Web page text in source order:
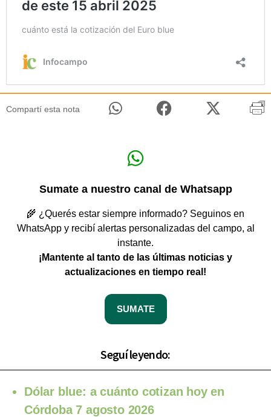
Compartí esta nota
Sumate a nuestro canal de Whatsapp
🌾 ¿Querés estar siempre informado? Seguinos en
WhatsApp y recibí alertas personalizadas del campo, al
instante.
¡Mantente al tanto de las últimas noticias y
actualizaciones en tiempo real!
SUMATE
Seguí leyendo:
Dólar blue: a cuánto cotizan hoy en
Córdoba 7 agosto 2026